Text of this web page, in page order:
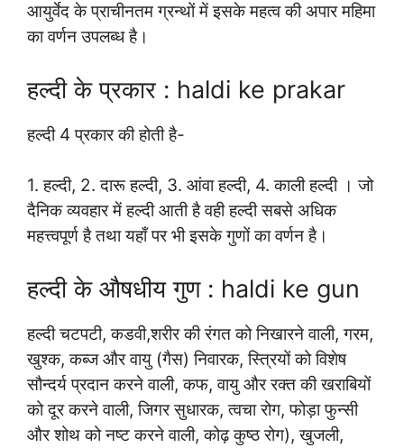
आयुर्वेद के प्राचीनतम ग्रन्थों में इसके महत्व की अपार महिमा
का वर्णन उपलब्ध है।
हल्दी के प्रकार : haldi ke prakar
हल्दी 4 प्रकार की होती है-
1. हल्दी, 2. दारू हल्दी, 3. आंवा हल्दी, 4. काली हल्दी । जो
दैनिक व्यवहार में हल्दी आती है वही हल्दी सबसे अधिक
महत्त्वपूर्ण है तथा यहाँ पर भी इसके गुणों का वर्णन है।
हल्दी के औषधीय गुण : haldi ke gun
हल्दी चटपटी, कडवी,शरीर की रंगत को निखारने वाली, गरम,
खुश्क, कब्ज और वायु (गैस) निवारक, स्त्रियों को विशेष
सौन्दर्य प्रदान करने वाली, कफ, वायु और रक्त की खराबियों
को दूर करने वाली, जिगर सुधारक, त्वचा रोग, फोड़ा फुन्सी
और शोथ को नष्ट करने वाली, कोढ़ कुष्ठ रोग), खुजली,